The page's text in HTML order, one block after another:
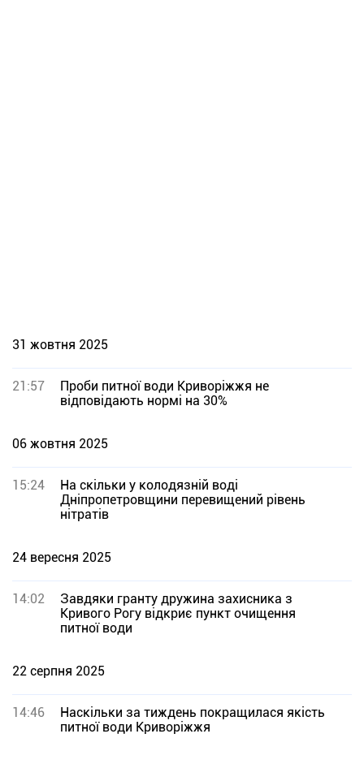
31 жовтня 2025
21:57
Проби питної води Криворіжжя не
відповідають нормі на 30%
06 жовтня 2025
15:24
На скільки у колодязній воді
Дніпропетровщини перевищений рівень
нітратів
24 вересня 2025
14:02
Завдяки гранту дружина захисника з
Кривого Рогу відкриє пункт очищення
питної води
22 серпня 2025
14:46
Наскільки за тиждень покращилася якість
питної води Криворіжжя